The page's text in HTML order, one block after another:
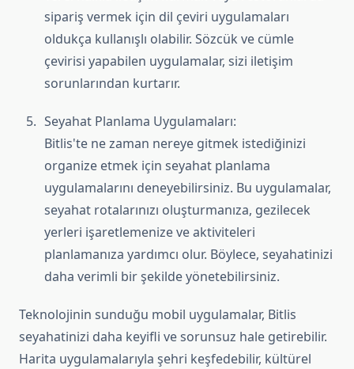
sipariş vermek için dil çeviri uygulamaları
oldukça kullanışlı olabilir. Sözcük ve cümle
çevirisi yapabilen uygulamalar, sizi iletişim
sorunlarından kurtarır.
Seyahat Planlama Uygulamaları:
Bitlis'te ne zaman nereye gitmek istediğinizi
organize etmek için seyahat planlama
uygulamalarını deneyebilirsiniz. Bu uygulamalar,
seyahat rotalarınızı oluşturmanıza, gezilecek
yerleri işaretlemenize ve aktiviteleri
planlamanıza yardımcı olur. Böylece, seyahatinizi
daha verimli bir şekilde yönetebilirsiniz.
Teknolojinin sunduğu mobil uygulamalar, Bitlis
seyahatinizi daha keyifli ve sorunsuz hale getirebilir.
Harita uygulamalarıyla şehri keşfedebilir, kültürel